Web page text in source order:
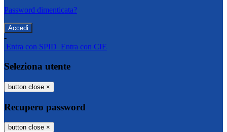
Password dimenticata?
-
Entra con SPID Entra con CIE
Seleziona utente
button close ×
Recupero password
button close ×